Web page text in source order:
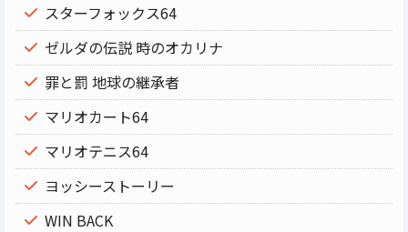
スターフォックス64
ゼルダの伝説 時のオカリナ
罪と罰 地球の継承者
マリオカート64
マリオテニス64
ヨッシーストーリー
WIN BACK